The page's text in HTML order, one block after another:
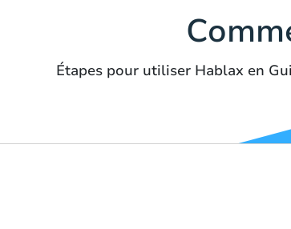
Étapes pour utiliser Hablax en